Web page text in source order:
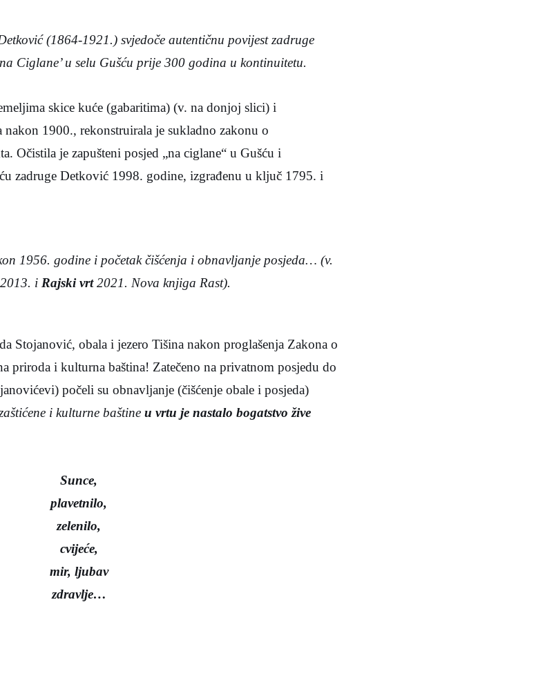
(1864-1921.) svjedoče autentičnu povijest zadruge
Ciglane’ u selu Gušću prije 300 godina u kontinuitetu.
skice kuće (gabaritima) (v. na donjoj slici) i
nakon 1900., rekonstruirala je sukladno zakonu o
Očistila je zapušteni posjed „na ciglane“ u Gušću i
zadruge Detković 1998. godine, izgrađenu u ključ 1795. i
1956. godine i početak čišćenja i obnavljanje posjeda… (v.
2013. i Rajski vrt2021. Nova knjiga Rast).
Stojanović, obala i jezero Tišina nakon proglašenja Zakona o
priroda i kulturna baština! Zatečeno na privatnom posjedu do
počeli su obnavljanje (čišćenje obale i posjeda)
i kulturne baštine u vrtu je nastalo bogatstvo žive
Sunce,
plavetnilo,
zelenilo,
cvijeće,
mir, ljubav
zdravlje…